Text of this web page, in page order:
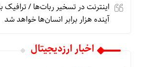
آینده هزار برابر انسان‌ها خواهد شد
اخبار ارزدیجیتال